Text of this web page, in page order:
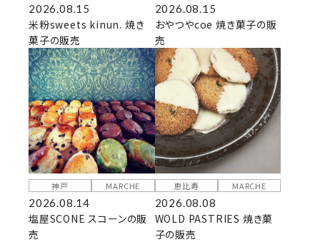
2026.08.15
米粉sweets kinun. 焼き
菓子の販売
2026.08.15
おやつやcoe 焼き菓子の販
売
神戸 MARCHE
2026.08.14
塩屋SCONE スコーンの販
売
恵比寿 MARCHE
2026.08.08
WOLD PASTRIES 焼き菓
子の販売